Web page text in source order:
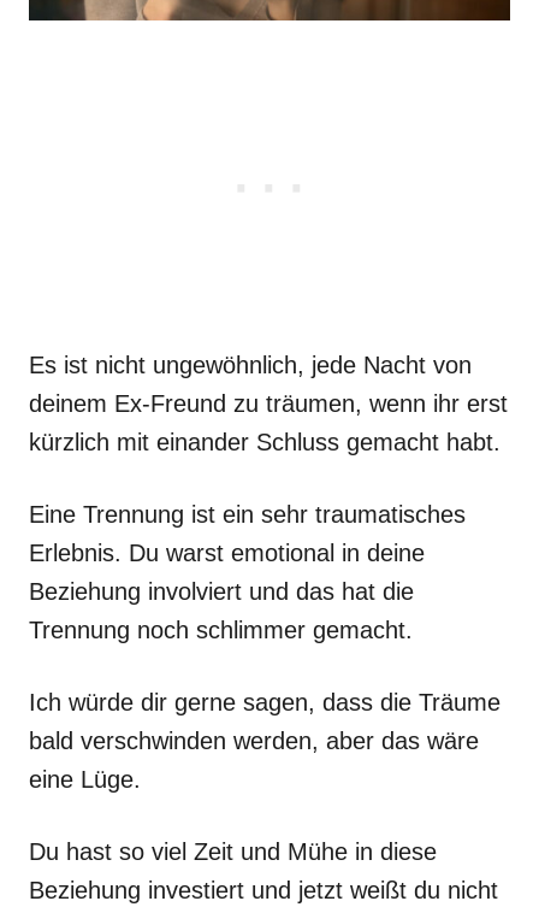
Es ist nicht ungewöhnlich, jede Nacht von
deinem Ex-Freund zu träumen, wenn ihr erst
kürzlich mit einander Schluss gemacht habt.
Eine Trennung ist ein sehr traumatisches
Erlebnis. Du warst emotional in deine
Beziehung involviert und das hat die
Trennung noch schlimmer gemacht.
Ich würde dir gerne sagen, dass die Träume
bald verschwinden werden, aber das wäre
eine Lüge.
Du hast so viel Zeit und Mühe in diese
Beziehung investiert und jetzt weißt du nicht